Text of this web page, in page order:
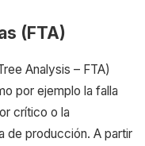
(FTA)
Analysis – FTA)
por ejemplo la falla
crítico o la
de producción. A partir